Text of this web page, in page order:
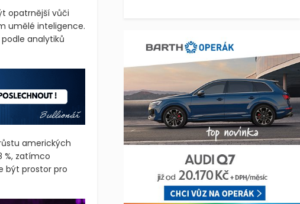
opatrnější vůči
umělé inteligence.
analytiků
amerických
%, zatímco
být prostor pro